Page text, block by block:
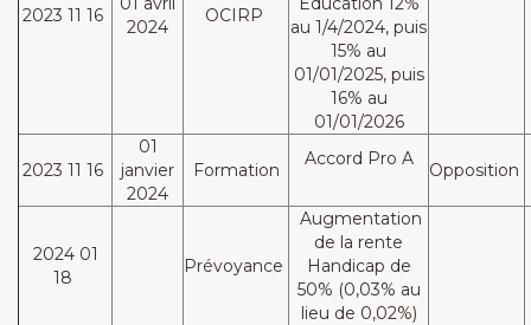
2023 11 16
2024
OCIRP
au 1/4/2024, puis
15% au
01/01/2025, puis
16% au
01/01/2026
2023 11 16
01
janvier
2024
Formation
Accord Pro A
Opposition
2024 01
18
Prévoyance
Augmentation
de la rente
Handicap de
50% (0,03% au
lieu de 0,02%)